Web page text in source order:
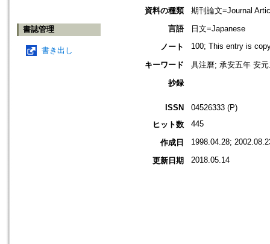
書誌管理
書き出し
資料の種類
期刊論文=Journal
言語
日文=Japanese
ノート
100; This entry is
キーワード
具注曆; 承安五年 安
抄録
ISSN
04526333 (P)
ヒット数
445
作成日 1998.04.28;
更新日期 2018.05.14